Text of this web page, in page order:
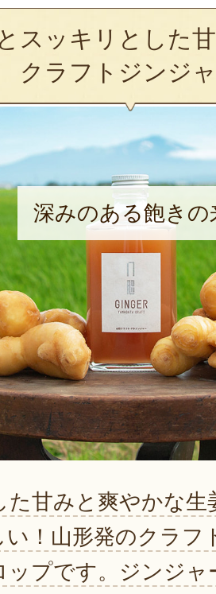
スッキリとした
クラフトジンジ
深みのある飽き
た甘みと爽やかな生
い！山形発のクラフ
ップです。ジンジャ